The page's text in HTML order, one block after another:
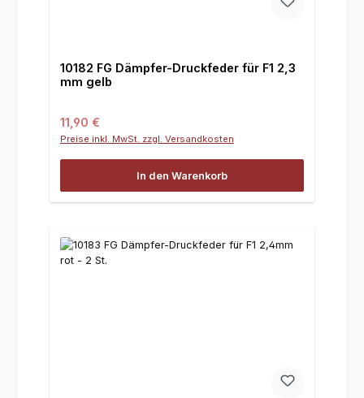
10182 FG Dämpfer-Druckfeder für F1 2,3
mm gelb
Regulärer Preis:
11,90 €
Preise inkl. MwSt. zzgl. Versandkosten
In den Warenkorb